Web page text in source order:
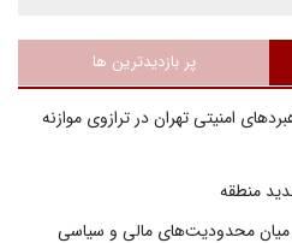
پر بازدیدترین ها
امنیتی تهران در ترازوی موازنه
منطقه
میان محدودیت‌های مالی و سیاسی